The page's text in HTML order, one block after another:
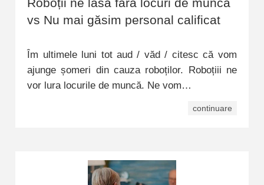
vs Nu mai găsim personal calificat
Îm ultimele luni tot aud / văd / citesc că vom
ajunge șomeri din cauza roboților. Roboțiii ne
vor lura locurile de muncă. Ne vom…
continuare